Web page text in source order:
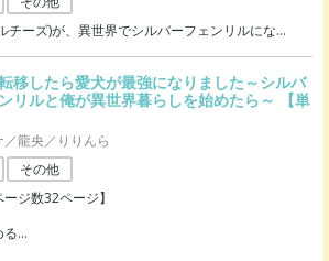
チーズ)が、異世界でシルバーフェンリルにな…
移したら愛犬が最強になりました～シルバ
リルと俺が異世界暮らしを始めたら～ 【単
龍央／りりんら
その他
ージ数32ページ】
る…